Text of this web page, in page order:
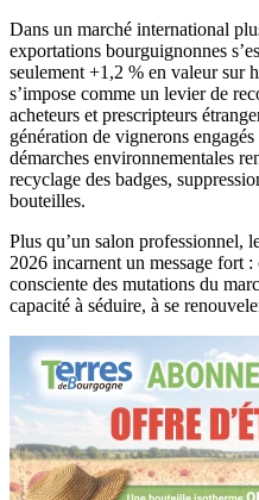
Dans un marché international
exportations bourguignonnes
seulement +1,2 % en valeur sur
s’impose comme un levier de
acheteurs et prescripteurs
génération de vignerons
démarches environnementales
recyclage des badges,
bouteilles.
Plus qu’un salon professionnel,
2026 incarnent un message fort
consciente des mutations du
capacité à séduire, à se